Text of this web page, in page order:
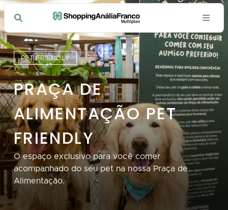
PET FRIENDLY
PRAÇA DE
ALIMENTAÇÃO PET
FRIENDLY
O espaço exclusivo para você comer
acompanhado do seu pet na nossa Praça de
Alimentação.